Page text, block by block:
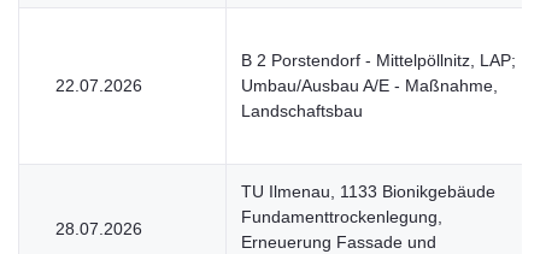
22.07.2026
B 2 Porstendorf - Mittelpöllnitz, LAP;
Umbau/Ausbau A/E - Maßnahme,
Landschaftsbau
28.07.2026
TU Ilmenau, 1133 Bionikgebäude
Fundamenttrockenlegung,
Erneuerung Fassade und